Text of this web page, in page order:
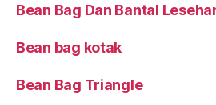
Bean Bag Dan Bantal
Bean bag kotak
Bean Bag Triangle